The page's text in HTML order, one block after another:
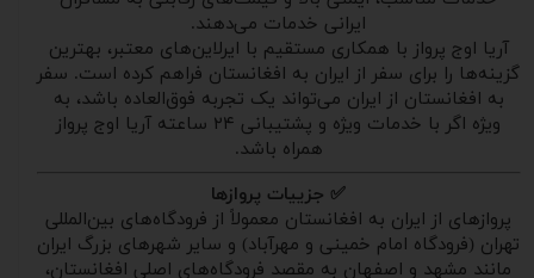
ایرانی خدمات می‌دهند.
آریا اوج پرواز با همکاری مستقیم با ایرلاین‌های معتبر، بهترین
گزینه‌ها را برای سفر از ایران به افغانستان فراهم کرده است. سفر
به افغانستان از ایران می‌تواند یک تجربه فوق‌العاده باشد، به
ویژه اگر با خدمات ویژه و پشتیبانی ۲۴ ساعته آریا اوج پرواز
همراه باشد.
✅ جزییات پروازها
پروازهای از ایران به افغانستان معمولاً از فرودگاه‌های بین‌المللی
تهران (فرودگاه امام خمینی و مهرآباد) و سایر شهرهای بزرگ ایران
مانند مشهد و اصفهان به مقصد فرودگاه‌های اصلی افغانستان،